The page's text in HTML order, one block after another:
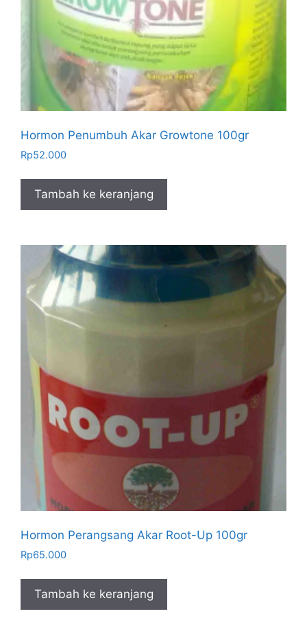
Hormon Penumbuh Akar Growtone 100gr
Rp52.000
Tambah ke keranjang
Hormon Perangsang Akar Root-Up 100gr
Rp65.000
Tambah ke keranjang